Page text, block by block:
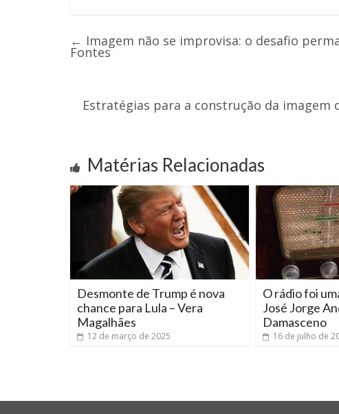
← Imagem não se improvisa: o desafio
Fontes
Estratégias para a construção da
Matérias Relacionadas
Desmonte de Trump é nova
chance para Lula – Vera
Magalhães
12 de março de 2025
O rádio foi
José Jorge
Damasceno
16 de julho de